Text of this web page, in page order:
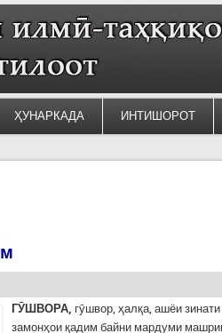
ҲУНАРКАДА ИНТИШОРОТ
ГӮШВОРА, гӯшвор, ҳалқа, ашёи
замонҳои қадим байни мардуми